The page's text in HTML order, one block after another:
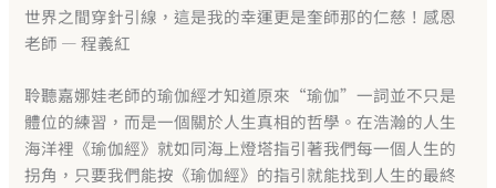
世界之間穿針引線，這是我的幸運更是奎師那的仁慈！感恩
老師 — 程義紅
聆聽嘉娜娃老師的瑜伽經才知道原來“瑜伽”一詞並不只是
體位的練習，而是一個關於人生真相的哲學。在浩瀚的人生
海洋裡《瑜伽經》就如同海上燈塔指引著我們每一個人生的
拐角，只要我們能按《瑜伽經》的指引就能找到人生的最終